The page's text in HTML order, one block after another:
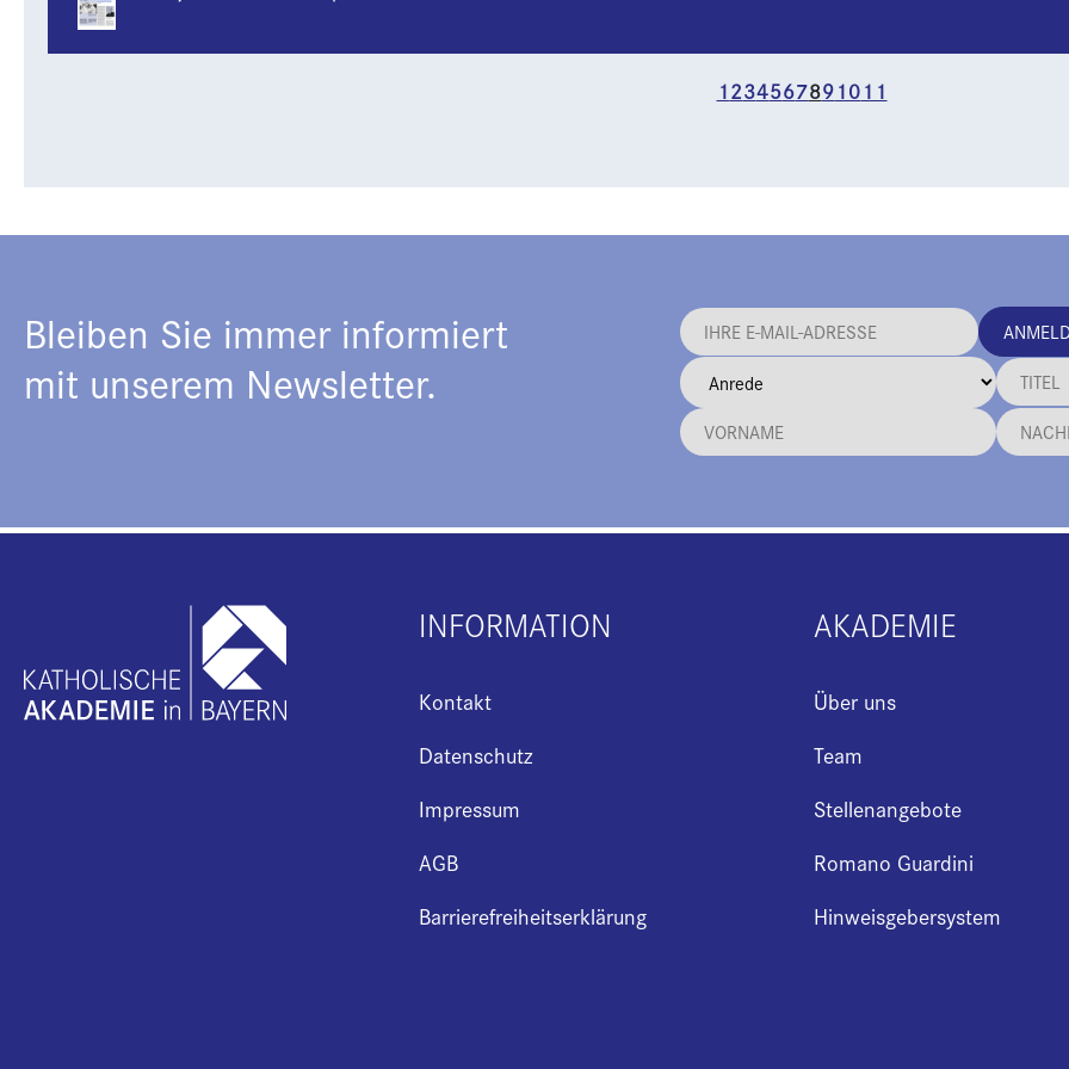
1234567891011
Bleiben Sie immer informiert
mit unserem Newsletter.
INFORMATION
Kontakt
Datenschutz
Impressum
AGB
Barrierefreiheitserklärung
AKADEMIE
Über uns
Team
Stellenangebote
Romano Guardini
Hinweisgebersystem